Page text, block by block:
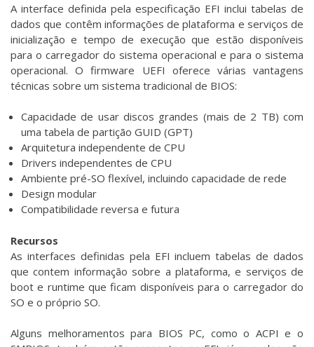
A interface definida pela especificação EFI inclui tabelas de
dados que contêm informações de plataforma e serviços de
inicialização e tempo de execução que estão disponíveis
para o carregador do sistema operacional e para o sistema
operacional. O firmware UEFI oferece várias vantagens
técnicas sobre um sistema tradicional de BIOS:
Capacidade de usar discos grandes (mais de 2 TB) com
uma tabela de partição GUID (GPT)
Arquitetura independente de CPU
Drivers independentes de CPU
Ambiente pré-SO flexível, incluindo capacidade de rede
Design modular
Compatibilidade reversa e futura
Recursos
As interfaces definidas pela EFI incluem tabelas de dados
que contem informação sobre a plataforma, e serviços de
boot e runtime que ficam disponíveis para o carregador do
SO e o próprio SO.
Alguns melhoramentos para BIOS PC, como o ACPI e o